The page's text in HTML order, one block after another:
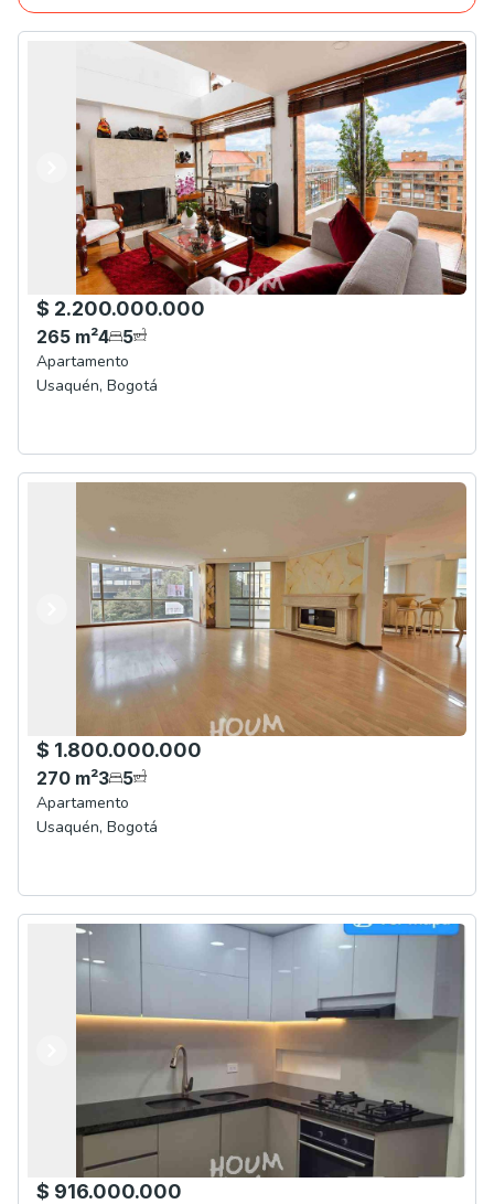
Anterior
Siguiente
$ 2.200.000.000
265 m²4 5
Apartamento
Usaquén, Bogotá
Anterior
Siguiente
$ 1.800.000.000
270 m²3 5
Apartamento
Usaquén, Bogotá
$ 916.000.000